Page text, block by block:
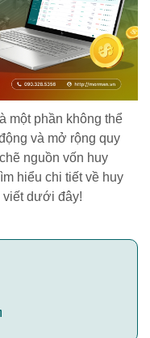
là một phần không thể
và mở rộng quy
nguồn vốn huy
hiểu chi tiết về huy
viết dưới đây!